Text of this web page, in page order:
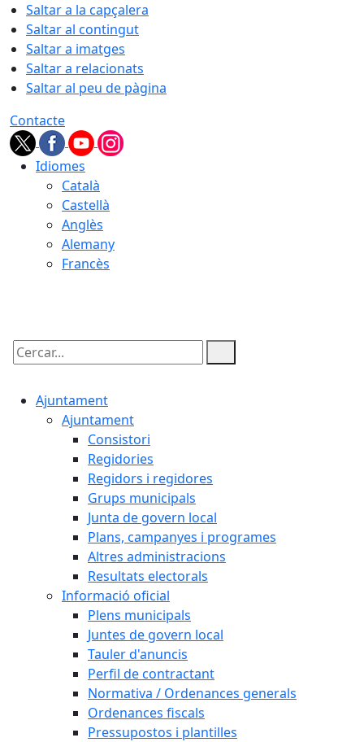
Saltar a la capçalera
Saltar al contingut
Saltar a imatges
Saltar a relacionats
Saltar al peu de pàgina
Contacte
Idiomes
Català
Castellà
Anglès
Alemany
Francès
Cercar:
Ajuntament
Ajuntament
Consistori
Regidories
Regidors i regidores
Grups municipals
Junta de govern local
Plans, campanyes i programes
Altres administracions
Resultats electorals
Informació oficial
Plens municipals
Juntes de govern local
Tauler d'anuncis
Perfil de contractant
Normativa / Ordenances generals
Ordenances fiscals
Pressupostos i plantilles